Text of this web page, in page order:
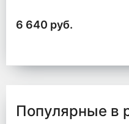
6 640 руб.
Популярные в